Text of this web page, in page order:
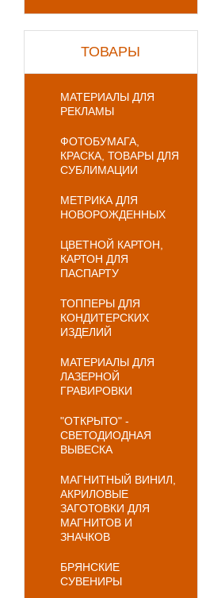
ТОВАРЫ
МАТЕРИАЛЫ ДЛЯ
РЕКЛАМЫ
ФОТОБУМАГА,
КРАСКА, ТОВАРЫ ДЛЯ
СУБЛИМАЦИИ
МЕТРИКА ДЛЯ
НОВОРОЖДЕННЫХ
ЦВЕТНОЙ КАРТОН,
КАРТОН ДЛЯ
ПАСПАРТУ
ТОППЕРЫ ДЛЯ
КОНДИТЕРСКИХ
ИЗДЕЛИЙ
МАТЕРИАЛЫ ДЛЯ
ЛАЗЕРНОЙ
ГРАВИРОВКИ
"ОТКРЫТО" -
СВЕТОДИОДНАЯ
ВЫВЕСКА
МАГНИТНЫЙ ВИНИЛ,
АКРИЛОВЫЕ
ЗАГОТОВКИ ДЛЯ
МАГНИТОВ И
ЗНАЧКОВ
БРЯНСКИЕ
СУВЕНИРЫ